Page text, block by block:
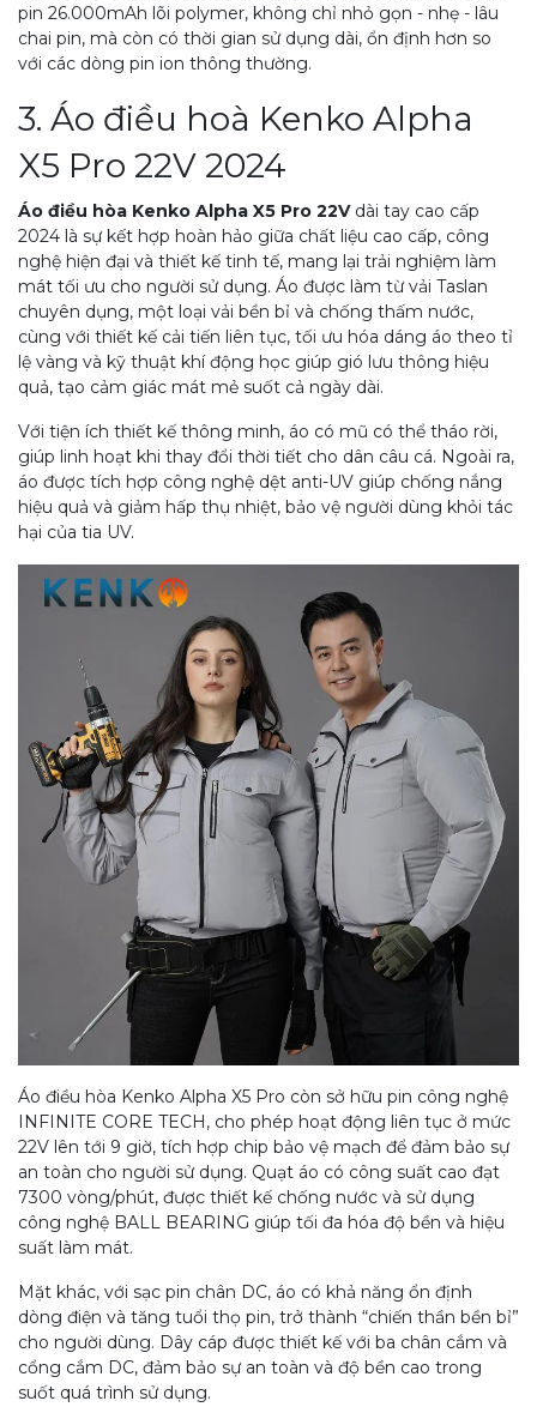
pin 26.000mAh lõi polymer, không chỉ nhỏ gọn - nhẹ - lâu
chai pin, mà còn có thời gian sử dụng dài, ổn định hơn so
với các dòng pin ion thông thường.
3. Áo điều hoà Kenko Alpha
X5 Pro 22V 2024
Áo điều hòa Kenko Alpha X5 Pro 22V dài tay cao cấp
2024 là sự kết hợp hoàn hảo giữa chất liệu cao cấp, công
nghệ hiện đại và thiết kế tinh tế, mang lại trải nghiệm làm
mát tối ưu cho người sử dụng. Áo được làm từ vải Taslan
chuyên dụng, một loại vải bền bỉ và chống thấm nước,
cùng với thiết kế cải tiến liên tục, tối ưu hóa dáng áo theo tỉ
lệ vàng và kỹ thuật khí động học giúp gió lưu thông hiệu
quả, tạo cảm giác mát mẻ suốt cả ngày dài.
Với tiện ích thiết kế thông minh, áo có mũ có thể tháo rời,
giúp linh hoạt khi thay đổi thời tiết cho dân câu cá. Ngoài ra,
áo được tích hợp công nghệ dệt anti-UV giúp chống nắng
hiệu quả và giảm hấp thụ nhiệt, bảo vệ người dùng khỏi tác
hại của tia UV.
Áo điều hòa Kenko Alpha X5 Pro còn sở hữu pin công nghệ
INFINITE CORE TECH, cho phép hoạt động liên tục ở mức
22V lên tới 9 giờ, tích hợp chip bảo vệ mạch để đảm bảo sự
an toàn cho người sử dụng. Quạt áo có công suất cao đạt
7300 vòng/phút, được thiết kế chống nước và sử dụng
công nghệ BALL BEARING giúp tối đa hóa độ bền và hiệu
suất làm mát.
Mặt khác, với sạc pin chân DC, áo có khả năng ổn định
dòng điện và tăng tuổi thọ pin, trở thành “chiến thần bền bỉ”
cho người dùng. Dây cáp được thiết kế với ba chân cắm và
cổng cắm DC, đảm bảo sự an toàn và độ bền cao trong
suốt quá trình sử dụng.